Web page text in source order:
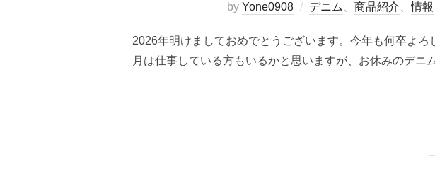
by Yone0908 デニム 商品紹介 、情報
2026年明けましておめでとうございます。今年も何卒よ
月は仕事している方もいるかと思いますが、お休みのデ